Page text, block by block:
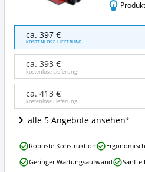
Hubwagen
Tragkraft
2500
Angebote:
dieser
Hubwagen
ca. 397 €
KOSTENLOSE LIEFERUNG
ca. 393 €
kostenlose Lieferung
ca. 413 €
kostenlose Lieferung
alle 5 Angebote ansehen
STIER
Hubwagen
Tragkraft
Robuste Konstruktion
Geringer Wartungsaufwand
Sanfte